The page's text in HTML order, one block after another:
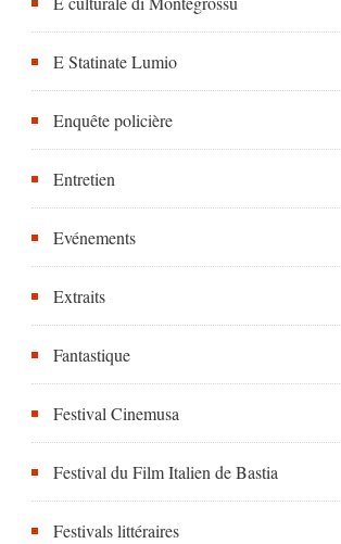
E Statinate Lumio
Enquête policière
Entretien
Evénements
Extraits
Fantastique
Festival Cinemusa
Festival du Film Italien de Bastia
Festivals littéraires